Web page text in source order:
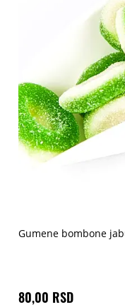
Gumene bombone
80,00 RSD